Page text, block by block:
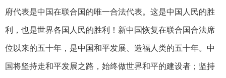
府代表是中国在联合国的唯一合法代表。这是中国人民的胜
利，也是世界各国人民的胜利！新中国恢复在联合国合法席
位以来的五十年，是中国和平发展、造福人类的五十年。中
国将坚持走和平发展之路，始终做世界和平的建设者；坚持